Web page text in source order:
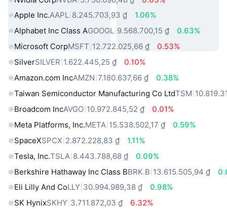
Apple Inc.AAPL 8.245.703,93 ₫
1.06%
Alphabet Inc Class AGOOGL 9.568.700,15 ₫
0.63%
Microsoft CorpMSFT 12.722.025,66 ₫
0.53%
SilverSILVER 1.622.445,25 ₫
0.10%
Amazon.com IncAMZN 7.180.637,66 ₫
0.38%
Taiwan Semiconductor Manufacturing Co LtdTSM
Broadcom IncAVGO 10.972.845,52 ₫
0.01%
Meta Platforms, Inc.META 15.538.502,17 ₫
0.59%
SpaceXSPCX 2.872.228,83 ₫
1.11%
Tesla, Inc.TSLA 8.443.788,68 ₫
0.09%
Berkshire Hathaway Inc Class BBRK.B 13.615.505,94 ₫
Eli Lilly And CoLLY 30.994.989,38 ₫
0.98%
SK HynixSKHY 3.711.872,03 ₫
6.32%